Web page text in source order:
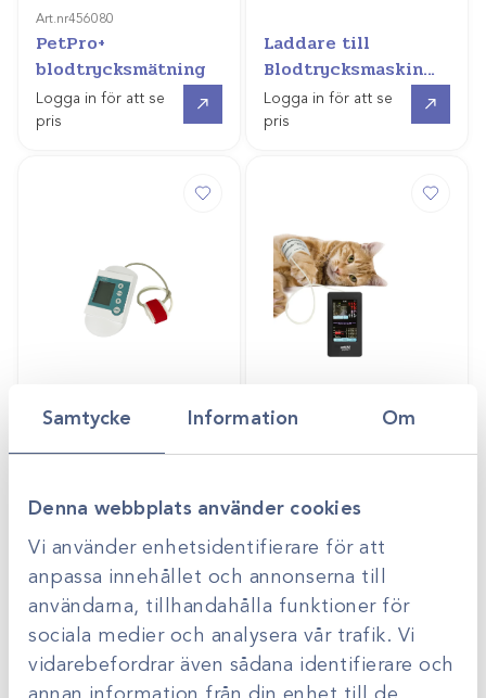
Samtycke Information Om
Denna webbplats använder cookies
Vi använder enhetsidentifierare för att
anpassa innehållet och annonserna till
användarna, tillhandahålla funktioner för
sociala medier och analysera vår trafik. Vi
vidarebefordrar även sådana identifierare och
annan information från din enhet till de
Art.nr456080
PetPro+
blodtrycksmätning
Logga in för att se
pris
Laddare till
Blodtrycksmaskin
HDO
Logga in för att se
pris
Art.nr Vet HDO
Blodtrycksmätare
pris
Art.nr
petMAP graphic II
pris